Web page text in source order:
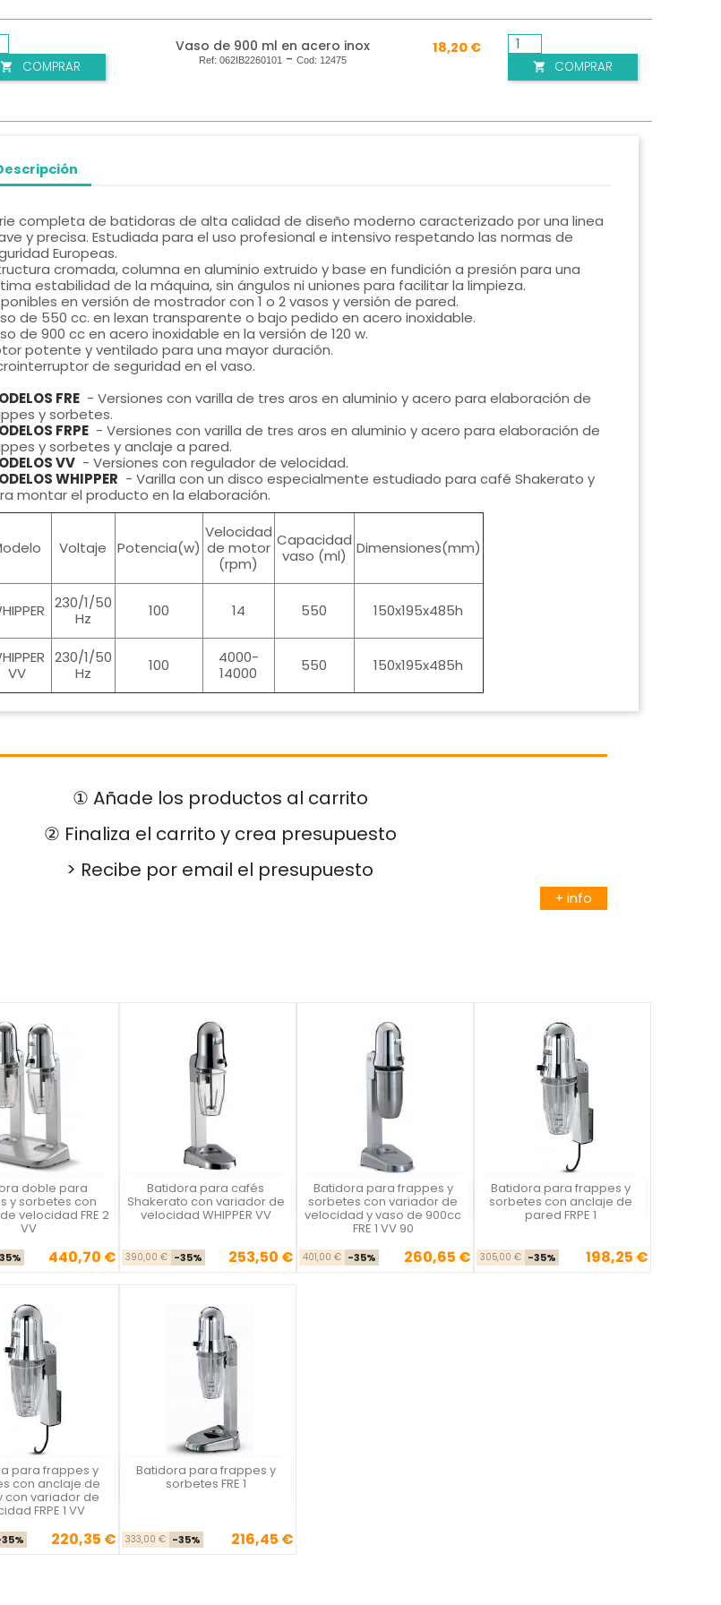
 COMPRAR
Vaso de 900 ml en acero inox
Ref:062IB2260101 -Cod: 12475
18,20 €
 COMPRAR
completa de batidoras de alta calidad de diseño moderno caracterizado por una linea
y precisa. Estudiada para el uso profesional e intensivo respetando las normas de
Europeas.
cromada, columna en aluminio extruido y base en fundición a presión para una
estabilidad de la máquina, sin ángulos ni uniones para facilitar la limpieza.
en versión de mostrador con 1 o 2 vasos y versión de pared.
de 550 cc. en lexan transparente o bajo pedido en acero inoxidable.
de 900 cc en acero inoxidable en la versión de 120 w.
potente y ventilado para una mayor duración.
de seguridad en el vaso.
FRE - Versiones con varilla de tres aros en aluminio y acero para elaboración de
y sorbetes.
FRPE - Versiones con varilla de tres aros en aluminio y acero para elaboración de
y sorbetes y anclaje a pared.
VV - Versiones con regulador de velocidad.
WHIPPER - Varilla con un disco especialmente estudiado para café Shakerato y
montar el producto en la elaboración.
Voltaje Potencia(w)
Velocidad
de motor
(rpm)
Capacidad
vaso (ml)
Dimensiones(mm)
230/1/50
Hz
100 14 550 150x195x485h
VV
230/1/50
Hz
100
4000-
14000
550 150x195x485h
① Añade los productos al carrito
② Finaliza el carrito y crea presupuesto
> Recibe por email el presupuesto
+ info
doble para
y sorbetes con
velocidad FRE 2
VV
Precio base
Precio
440,70 €

rápida Batidora para cafés
Shakerato con variador de
velocidad WHIPPER VV
Precio base
390,00 € -35% Precio
253,50 €

Vista rápida Batidora para frappes y
sorbetes con variador de
velocidad y vaso de 900cc
FRE 1 VV 90
Precio base
401,00 € -35% Precio
260,65 €

Vista rápida Batidora para frappes y
sorbetes con anclaje de
pared FRPE 1
Precio base
305,00 € -35% Precio
198,25 €

Vista rápida
para frappes y
con anclaje de
con variador de
FRPE 1 VV
Precio base
Precio
220,35 €

rápida Batidora para frappes y
sorbetes FRE 1
Precio base
333,00 € -35% Precio
216,45 €

Vista rápida